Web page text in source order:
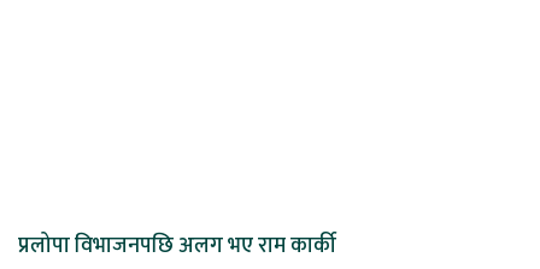
प्रलोपा विभाजनपछि अलग भए राम कार्की